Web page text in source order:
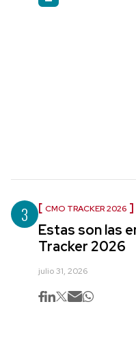
3 CMO TRACKER 2026
Estas son las
Tracker 2026
julio 31, 2026